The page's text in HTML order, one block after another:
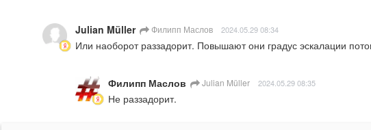
Julian Müller Филипп Маслов 2024.05.29 08:34
Или наоборот раззадорит. Повышают они градус эскалации
Филипп Маслов Julian Müller 2024.05.29 08:35
Не раззадорит.